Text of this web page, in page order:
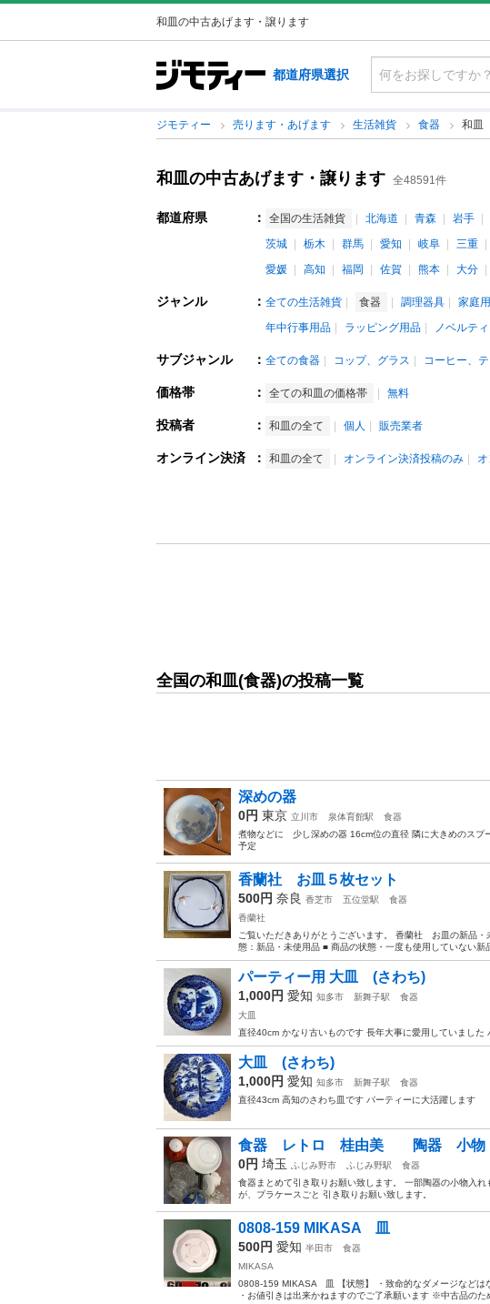
和皿の中古あげます・譲ります
都道府県選択
ジモティー 売ります・あげます 生活雑貨 食器 和皿
和皿の中古あげます・譲ります 全48591件
都道府県 ： 全国の生活雑貨 北海道 青森 岩手
茨城
栃木 群馬 愛知 岐阜 三重
愛媛
高知 福岡 佐賀 熊本 大分
ジャンル ： 全ての生活雑貨 食器 調理器具 家庭
年中行事用品
ラッピング用品 ノベルテ
サブジャンル ： 全ての食器 コップ、グラス コーヒー、
価格帯 ： 全ての和皿の価格帯 無料
投稿者 ： 和皿の全て 個人 販売業者
オンライン決済 ： 和皿の全て オンライン決済投稿のみ
全国の和皿(食器)の投稿一覧
深めの器
0円 東京 立川市 泉体育館駅
食器
煮物などに 少し深めの器 16cm位の直径 隣に大きめのス
予定
香蘭社 お皿５枚セット
500円 奈良 香芝市 五位堂駅
食器
香蘭社
ご覧いただきありがとうございます。 香蘭社 お皿の新品
態：新品・未使用品 ■ 商品の状態・一度も使用していない新
パーティー用 大皿 (さわち)
1,000円 愛知 知多市 新舞子駅
食器
大皿
直径40cm かなり古いものです 長年大事に愛用していました
大皿 (さわち)
1,000円 愛知 知多市 新舞子駅
食器
直径43cm 高知のさわち皿です パーティーに大活躍します
食器 レトロ 桂由美 陶器 小
0円 埼玉 ふじみ野市 ふじみ野駅
食器
食器まとめて引き取りお願い致します。 一部陶器の小物入
が、プラケースごと 引き取りお願い致します。
0808-159 MIKASA 皿
500円 愛知 半田市
食器
MIKASA
0808-159 MIKASA 皿 【状態】 ・致命的なダメージなどは
・お値引きは出来かねますのでご了承願います ※中古品のた